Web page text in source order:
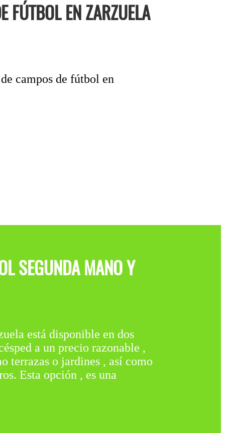
FÚTBOL EN ZARZUELA
campos de fútbol en
SEGUNDA MANO Y
está disponible en dos
a un precio razonable ,
terrazas o jardines , así como
Esta opción , es una